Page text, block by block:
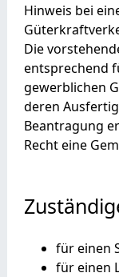
Hinweis bei
Die
entsprechend
gewerblichen
deren
Beantragung
Recht eine
für einen
für einen